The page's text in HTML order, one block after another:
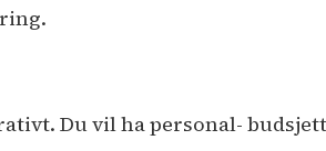
Du vil ha personal-